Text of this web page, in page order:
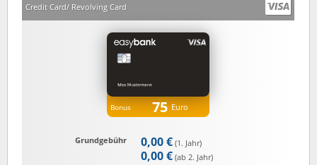
Credit Card/ Revolving Card
Bonus 75 Euro
Grundgebühr 0,00 € (1. Jahr)
0,00 € (ab 2. Jahr)